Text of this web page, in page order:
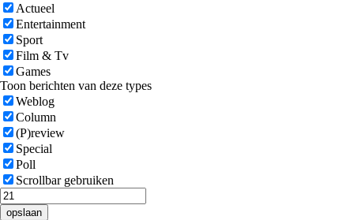
Actueel
Entertainment
Sport
Film & Tv
Games
Toon berichten van deze types
Weblog
Column
(P)review
Special
Poll
Scrollbar gebruiken
opslaan